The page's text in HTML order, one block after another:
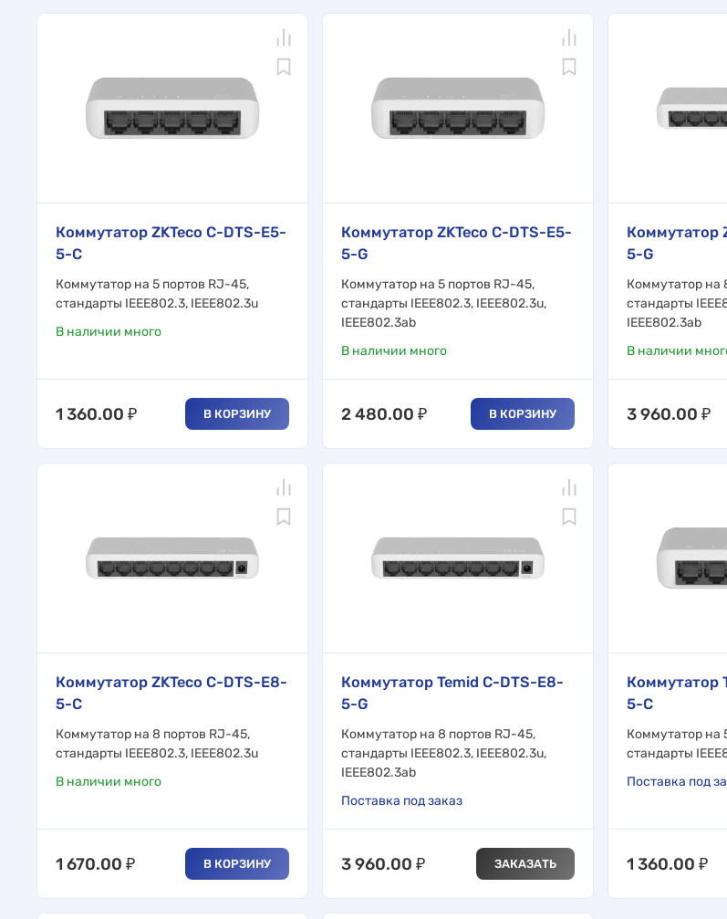
Коммутатор ZKTeco C-DTS-E5-
5-C
Коммутатор на 5 портов RJ-45,
стандарты IEEE802.3, IEEE802.3u
В наличии много
1 360.00 ₽ В КОРЗИНУ
Коммутатор ZKTeco C-DTS-E5-
5-G
Коммутатор на 5 портов RJ-45,
стандарты IEEE802.3, IEEE802.3u,
IEEE802.3ab
В наличии много
2 480.00 ₽ В КОРЗИНУ
Коммутатор
5-G
Коммутатор на
стандарты
IEEE802.3ab
В наличии
3 960.00 ₽
Коммутатор ZKTeco C-DTS-E8-
5-C
Коммутатор на 8 портов RJ-45,
стандарты IEEE802.3, IEEE802.3u
В наличии много
1 670.00 ₽ В КОРЗИНУ
Коммутатор Temid C-DTS-E8-
5-G
Коммутатор на 8 портов RJ-45,
стандарты IEEE802.3, IEEE802.3u,
IEEE802.3ab
Поставка под заказ
3 960.00 ₽ ЗАКАЗАТЬ
Коммутатор
5-C
Коммутатор на
стандарты
Поставка под
1 360.00 ₽